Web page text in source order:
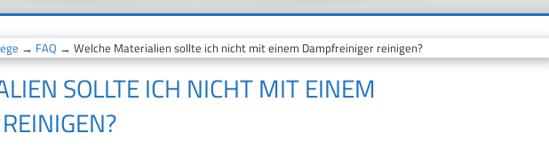
→ FAQ → Welche Materialien sollte ich nicht mit einem Dampfreiniger reinigen?
SOLLTE ICH NICHT MIT EINEM